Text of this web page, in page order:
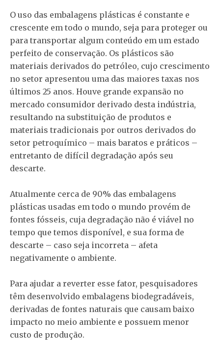
O uso das embalagens plásticas é constante e
crescente em todo o mundo, seja para proteger ou
para transportar algum conteúdo em um estado
perfeito de conservação. Os plásticos são
materiais derivados do petróleo, cujo crescimento
no setor apresentou uma das maiores taxas nos
últimos 25 anos. Houve grande expansão no
mercado consumidor derivado desta indústria,
resultando na substituição de produtos e
materiais tradicionais por outros derivados do
setor petroquímico – mais baratos e práticos –
entretanto de difícil degradação após seu
descarte.
Atualmente cerca de 90% das embalagens
plásticas usadas em todo o mundo provém de
fontes fósseis, cuja degradação não é viável no
tempo que temos disponível, e sua forma de
descarte – caso seja incorreta – afeta
negativamente o ambiente.
Para ajudar a reverter esse fator, pesquisadores
têm desenvolvido embalagens biodegradáveis,
derivadas de fontes naturais que causam baixo
impacto no meio ambiente e possuem menor
custo de produção.